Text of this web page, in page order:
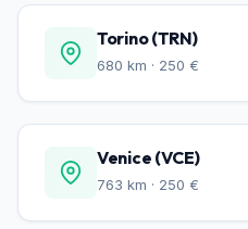
Torino (TRN)
680 km · 250 €
Venice (VCE)
763 km · 250 €